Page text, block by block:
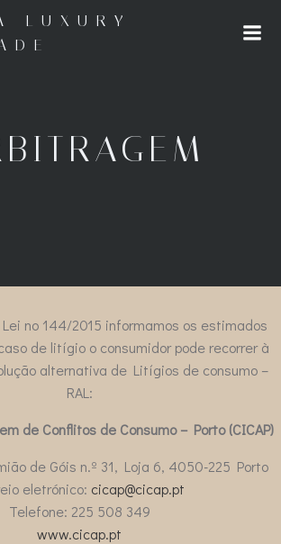
para
LUXURY
no 144/2015 informamos os estimados
de litígio o consumidor pode recorrer à
alternativa de Litígios de consumo –
RAL:
de Conflitos de Consumo – Porto (CICAP)
de Góis n.º 31, Loja 6, 4050-225 Porto
eletrónico: cicap@cicap.pt
Telefone: 225 508 349
www.cicap.pt